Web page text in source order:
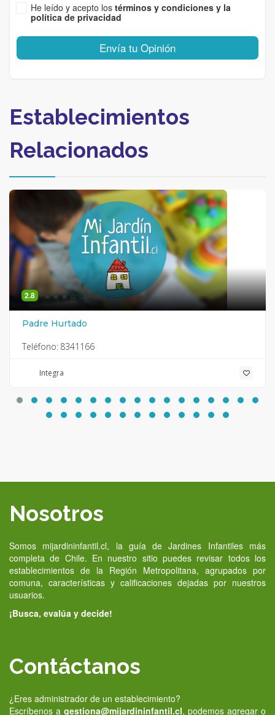
He leído y acepto los términos y condiciones y la
política de privacidad
Envía tu Opinión
Establecimientos
Relacionados
2.8
Padre Hurtado
Teléfono: 8341166
Integra
Nosotros
Somos mijardininfantil.cl, la guía de Jardines Infantiles más
completa de Chile. En nuestro sitio puedes revisar todos los
establecimientos de la Región Metropolitana, agrupados por
comuna, características y calificaciones dejadas por nuestros
usuarios.
¡Busca, evalúa y decide!
Contáctanos
¿Eres administrador de un establecimiento?
Escríbenos a gestiona@mijardininfantil.cl, podemos agregar o